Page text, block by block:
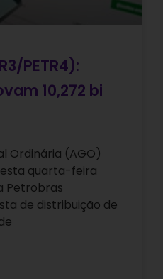
PETR4):
10,272 bi
Ordinária (AGO)
quarta-feira
Petrobras
de distribuição de